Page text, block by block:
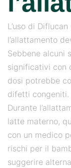
L’uso di
l’allattamento
Sebbene alcuni
significativi con
dosi potrebbe
difetti congeniti.
Durante
latte materno,
con un medico
rischi per il
suggerire